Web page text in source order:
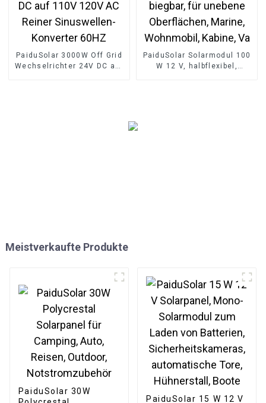
PaiduSolar 3000W Off Grid
Wechselrichter 24V DC auf
PaiduSolar Solarmodul 100
W 12 V, halbflexibel,
Meistverkaufte Produkte
PaiduSolar 30W
PaiduSolar 15 W 12 V